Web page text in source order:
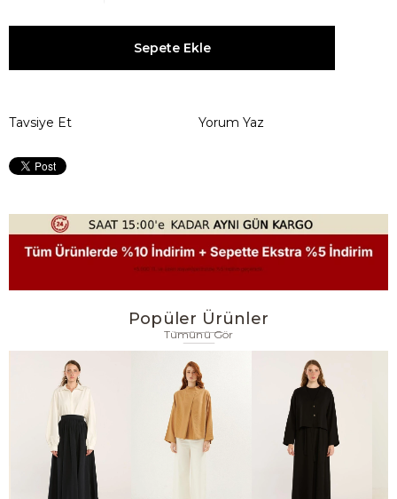
Tavsiye Et Yorum Yaz
Popüler Ürünler
Tümünü Gör